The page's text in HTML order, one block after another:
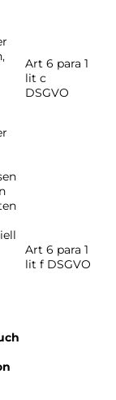
Art 6 para 1
lit c
DSGVO
Art 6 para 1
lit f DSGVO